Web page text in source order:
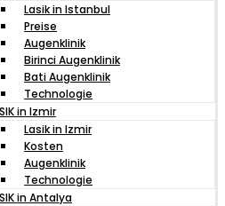
Lasik in Istanbul
Preise
Augenklinik
Birinci Augenklinik
Bati Augenklinik
Technologie
in Izmir
Lasik in Izmir
Kosten
Augenklinik
Technologie
in Antalya